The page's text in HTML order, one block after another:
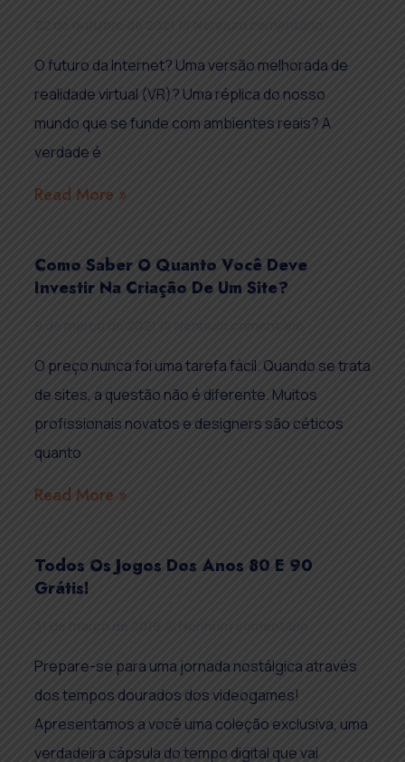
O futuro da Internet? Uma versão melhorada de
realidade virtual (VR)? Uma réplica do nosso
mundo que se funde com ambientes reais? A
verdade é
Read More »
Como Saber O Quanto Você Deve
Investir Na Criação De Um Site?
O preço nunca foi uma tarefa fácil. Quando se trata
de sites, a questão não é diferente. Muitos
profissionais novatos e designers são céticos
quanto
Read More »
Todos Os Jogos Dos Anos 80 E 90
Grátis!
Prepare-se para uma jornada nostálgica através
dos tempos dourados dos videogames!
Apresentamos a você uma coleção exclusiva, uma
verdadeira cápsula do tempo digital que vai